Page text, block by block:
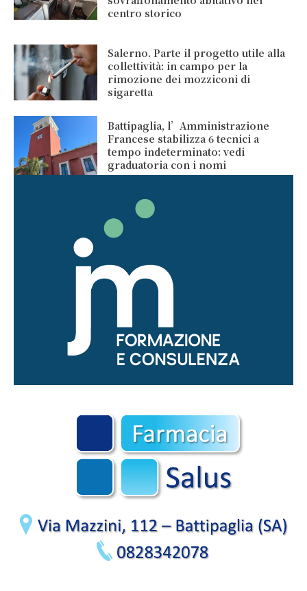
centro storico
Salerno. Parte il progetto utile alla
collettività: in campo per la
rimozione dei mozziconi di
sigaretta
Battipaglia, l’Amministrazione
Francese stabilizza 6 tecnici a
tempo indeterminato: vedi
graduatoria con i nomi